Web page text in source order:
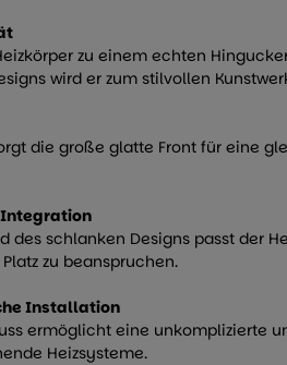
zu einem echten
wird er zum stilvollen
die große glatte Front für eine
des schlanken Designs passt der
zu beanspruchen.
Installation
ermöglicht eine unkomplizierte
Heizsysteme.